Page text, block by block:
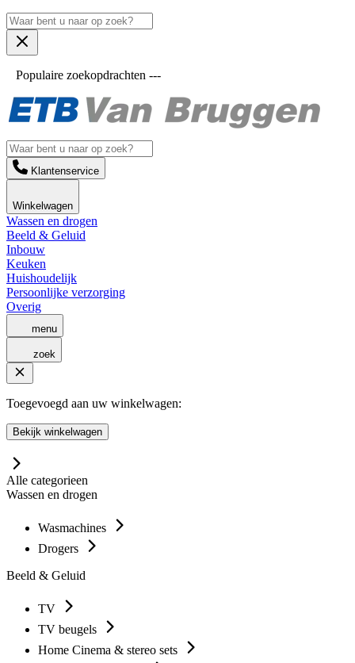
Populaire zoekopdrachten ---
Klantenservice
Winkelwagen
Wassen en drogen
Beeld & Geluid
Inbouw
Keuken
Huishoudelijk
Persoonlijke verzorging
Overig
menu
zoek
Toegevoegd aan uw winkelwagen:
Bekijk winkelwagen
Alle categorieen
Wassen en drogen
Wasmachines
Drogers
Beeld & Geluid
TV
TV beugels
Home Cinema & stereo sets